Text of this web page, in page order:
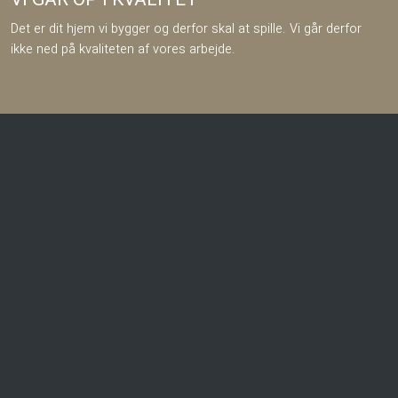
​​Det er dit hjem vi bygger og derfor skal at spille. Vi går derfor
ikke ned på kvaliteten af vores arbejde.